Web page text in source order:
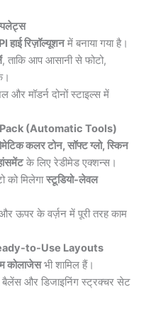
हाई रिज़ॉल्यूशनमें बनाया गया है।
, ताकि आप आसानी से फोटो,
और मॉडर्न दोनों स्टाइल्स में
(Automatic Tools)
कलर टोन, सॉफ्ट ग्लो, स्किन
के लिए रेडीमेड एक्शन्स।
को मिलेगास्टूडियो-लेवल
ऊपर के वर्ज़न में पूरी तरह काम
to-Use Layouts
कोलाजेसभी शामिल हैं।
और डिजाइनिंग स्ट्रक्चर सेट